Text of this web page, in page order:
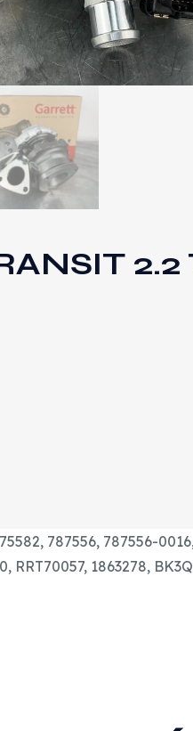
2.2
787556, 787556-
RRT70057, 1863278,